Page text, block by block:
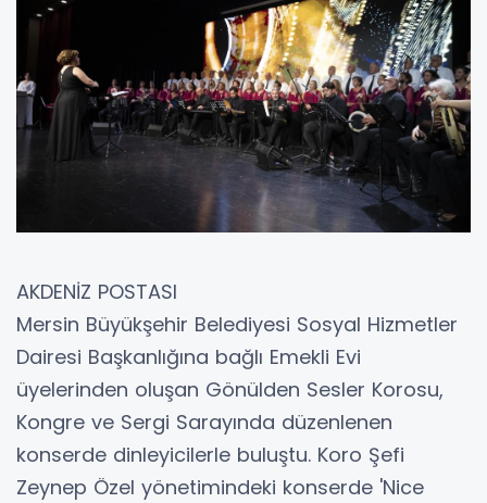
AKDENİZ POSTASI
Mersin Büyükşehir Belediyesi Sosyal Hizmetler
Dairesi Başkanlığına bağlı Emekli Evi
üyelerinden oluşan Gönülden Sesler Korosu,
Kongre ve Sergi Sarayında düzenlenen
konserde dinleyicilerle buluştu. Koro Şefi
Zeynep Özel yönetimindeki konserde 'Nice